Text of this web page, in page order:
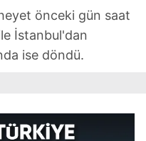
önceki gün saat
İstanbul'dan
ise döndü.